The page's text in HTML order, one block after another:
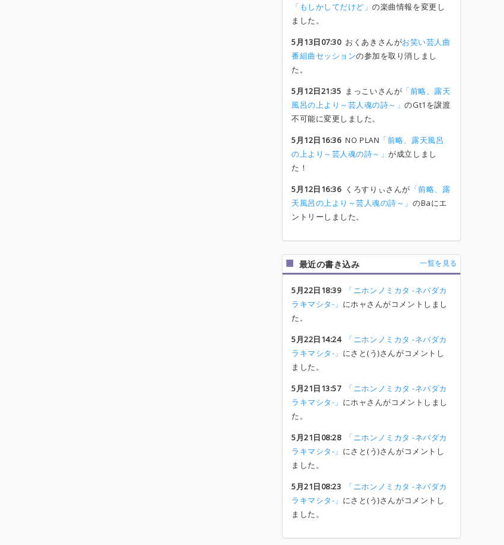
「もしかしてだけど」の楽曲情報を変更し
ました。
5月13日07:30おくあきさんがお笑い芸人曲
番組曲セッションの参加を取り消しまし
た。
5月12日21:35 まっこいさんが 「前略、露天
風呂の上より～芸人魂の詩～」のGt1を譲渡
不可能に変更しました。
5月12日16:36NO PLAN 「前略、露天風呂
の上より～芸人魂の詩～」が成立しまし
た！
5月12日16:36くろすりぃさんが 「前略、露
天風呂の上より～芸人魂の詩～」のBaにエ
ントリーしました。
最近の書き込み 一覧を見る
5月22日18:39
「ニホンノミカタ -ネバダカ
ラキマシタ-」 にホャさんがコメントしまし
た。
5月22日14:24
「ニホンノミカタ -ネバダカ
ラキマシタ-」 にさと(う)さんがコメントし
ました。
5月21日13:57
「ニホンノミカタ -ネバダカ
ラキマシタ-」 にホャさんがコメントしまし
た。
5月21日08:28
「ニホンノミカタ -ネバダカ
ラキマシタ-」 にさと(う)さんがコメントし
ました。
5月21日08:23
「ニホンノミカタ -ネバダカ
ラキマシタ-」 にさと(う)さんがコメントし
ました。